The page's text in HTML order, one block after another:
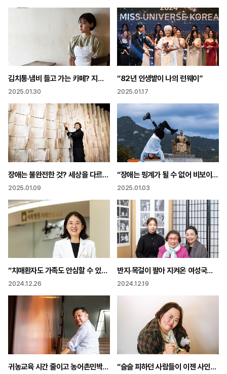
김치통·냄비 들고 가는 카페? 지구 지키려면 ‘용기’가 필요해요!
2025.01.30
“82년 인생밭이 나의 런웨이”
2025.01.17
장애는 불완전한 것? 세상을 다르게 감각하는 것!
2025.01.09
“장애는 핑계가 될 수 없어 비보이에게 넘어짐은 익숙한 일”
2025.01.03
“치매환자도 가족도 안심할 수 있게! 서울 첫 치매안심병원 증세 호전 가정 복귀가 목표”
2024.12.26
반지·목걸이 팔아 지켜온 여성국극 딸·손녀로 이어져 “우린 대중문화의 원조”
2024.12.19
귀농교육 시간 줄이고 농어촌민박 규제 풀고 “규제는 없애는 것이 아니라 잘 작동되도록 해야” “슬슬 피하던 사람들이 이젠 사인해달래요” 그림이 만든 기적 편견 없는 세상을 그리다